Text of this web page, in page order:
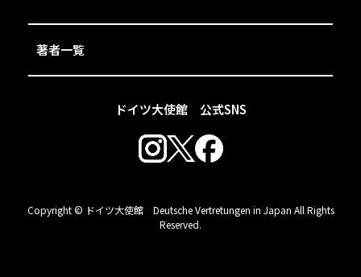
ドイツ大使館 公式SNS
著者一覧
Copyright © ドイツ大使館 Deutsche Vertretungen in Japan All Rights
Reserved.